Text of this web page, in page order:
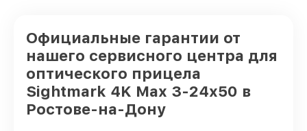
Официальные гарантии от
нашего сервисного центра для
оптического прицела
Sightmark 4K Max 3-24x50 в
Ростове-на-Дону